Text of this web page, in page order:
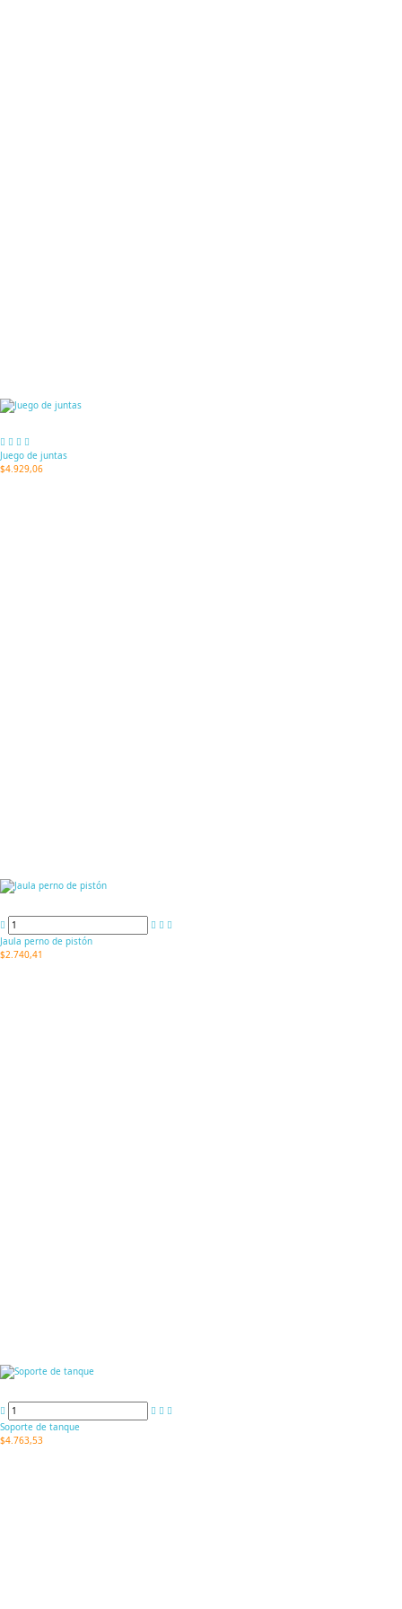
Juego de juntas
$4.929,06
Jaula perno de pistón
$2.740,41
Soporte de tanque
$4.763,53